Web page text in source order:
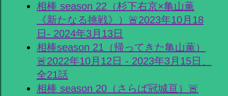
相棒 season 22（杉下右京×亀山薫
《新たなる挑戦》）🚨2023年10月18
日- 2024年3月13日
相棒season 21（帰ってきた亀山薫）
🚨2022年10月12日 - 2023年3月15日、
全21話
相棒 season 20（さらば冠城亘）🚨